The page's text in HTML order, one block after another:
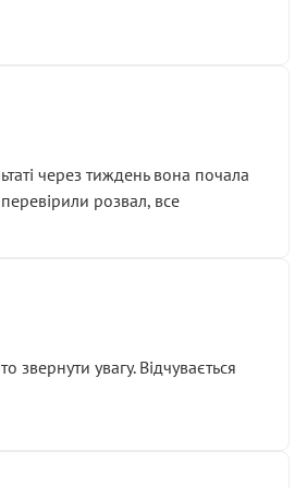
через тиждень вона почала
розвал, все
увагу. Відчувається